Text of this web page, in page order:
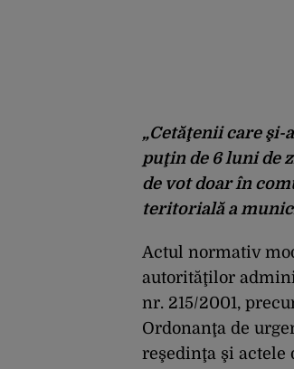
„Cetăţenii care
puţin de 6 luni de
de vot doar în
teritorială a
Actul normativ
autorităţilor
nr. 215/2001,
Ordonanţa de
reşedinţa şi actele